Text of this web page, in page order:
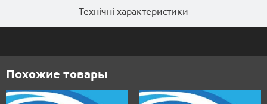
Технічні характеристики
Похожие товары